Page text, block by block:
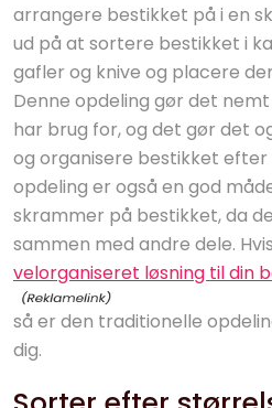
arrangere bestikket på i en
ud på at sortere bestikket i
gafler og knive og placere
Denne opdeling gør det
har brug for, og det gør det
og organisere bestikket
opdeling er også en god
skrammer på bestikket, da
sammen med andre dele.
velorganiseret løsning til din
så er den traditionelle
dig.